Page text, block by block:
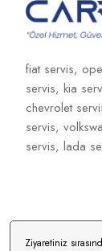
Ziyaretiniz
fiat servis,
servis, kia
chevrolet
servis,
servis, lada